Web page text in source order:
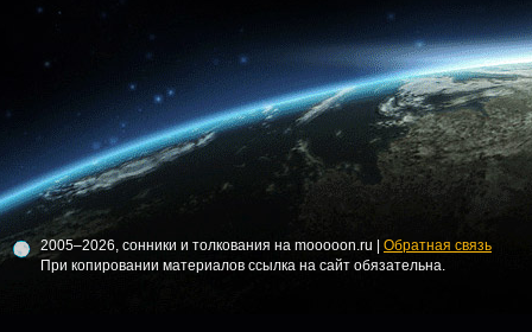
2005–2026, сонники и толкования на mooooon.ru | Обратная связь
При копировании материалов ссылка на сайт обязательна.